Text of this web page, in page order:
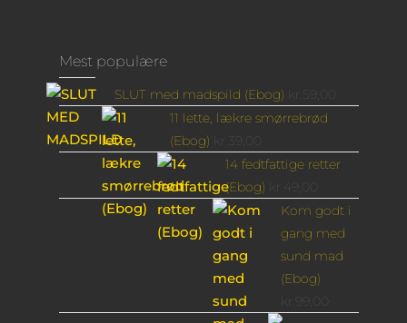
Mest populære
SLUT med madspild (Ebog)
11 lette, lækre smørrebrød
(Ebog)
39,00
14 fedtfattige retter
(Ebog)
49,00
Kom godt i
gang med
sund mad
(Ebog)